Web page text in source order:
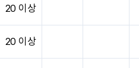
20 이상
20 이상